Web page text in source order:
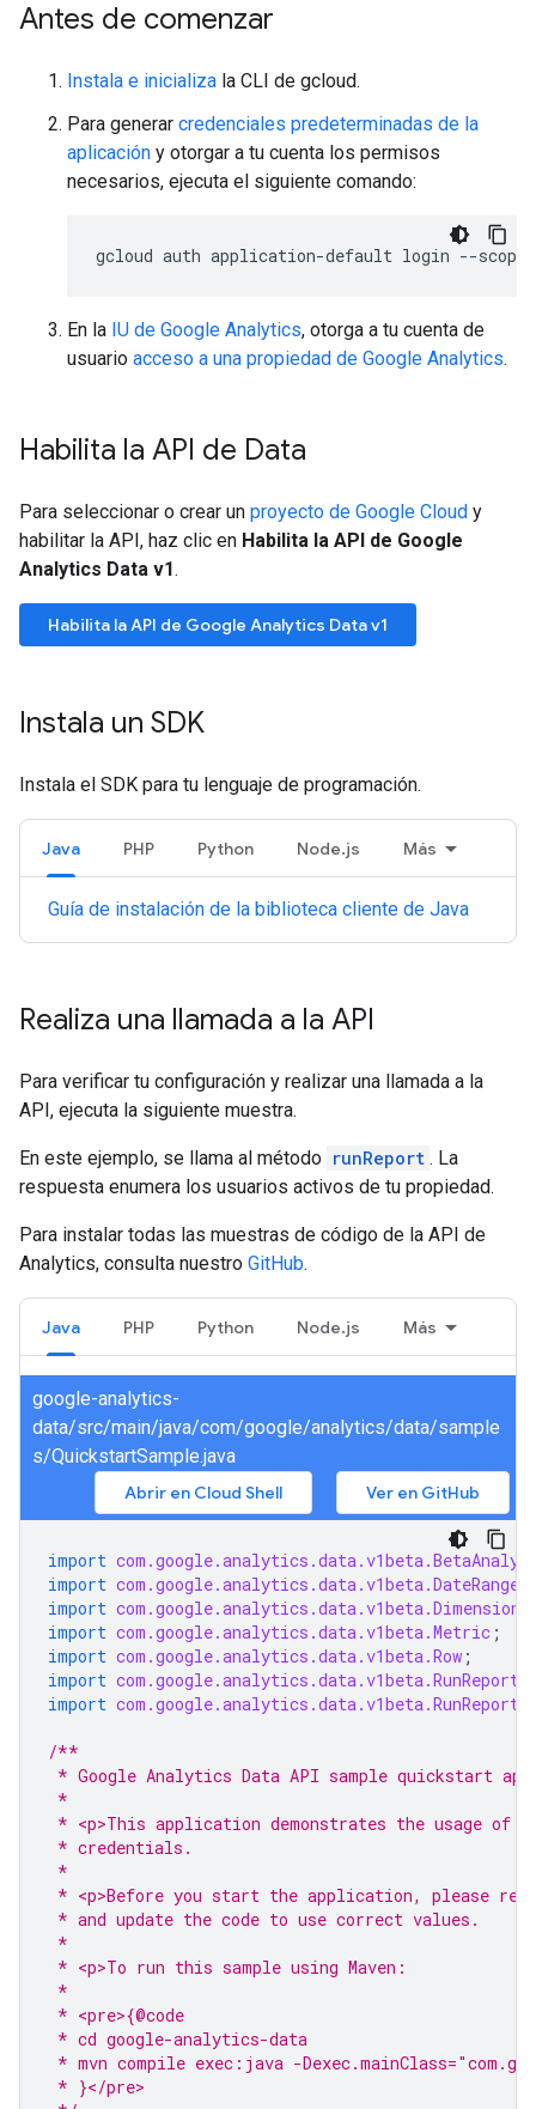
Antes de comenzar
Instala e inicializa la CLI de gcloud.
Para generar credenciales predeterminadas de la
aplicación y otorgar a tu cuenta los permisos
necesarios, ejecuta el siguiente comando:
gcloud auth application-default login --scopes
En la IU de Google Analytics, otorga a tu cuenta de
usuario acceso a una propiedad de Google Analytics.
Habilita la API de Data
Para seleccionar o crear un proyecto de Google Cloud y
habilitar la API, haz clic en Habilita la API de Google
Analytics Data v1.
Habilita la API de Google Analytics Data v1
Instala un SDK
Instala el SDK para tu lenguaje de programación.
Java PHP Python Node.js Más
Guía de instalación de la biblioteca cliente de Java
Realiza una llamada a la API
Para verificar tu configuración y realizar una llamada a la
API, ejecuta la siguiente muestra.
En este ejemplo, se llama al método runReport . La
respuesta enumera los usuarios activos de tu propiedad.
Para instalar todas las muestras de código de la API de
Analytics, consulta nuestro GitHub.
Java PHP Python Node.js Más
google-analytics-
data/src/main/java/com/google/analytics/data/sample
s/QuickstartSample.java
Abrir en Cloud Shell Ver en GitHub
import
import com.google.analytics.data.v1beta.DateRange
import com.google.analytics.data.v1beta.Dimension
import com.google.analytics.data.v1beta.Metric ;
import com.google.analytics.data.v1beta.Row ;
import
import
/**
* Google Analytics Data API sample quickstart
*
* <p>This application demonstrates the usage of
* credentials.
*
* <p>Before you start the application, please
* and update the code to use correct values.
*
* <p>To run this sample using Maven:
*
* <pre>{@code
* cd google-analytics-data
* mvn compile exec:java -
* }</pre>